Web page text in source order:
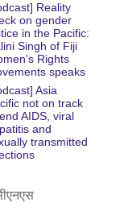
Reality
on gender
in the Pacific:
Singh of Fiji
Rights
speaks
Asia
not on track
AIDS, viral
and
transmitted